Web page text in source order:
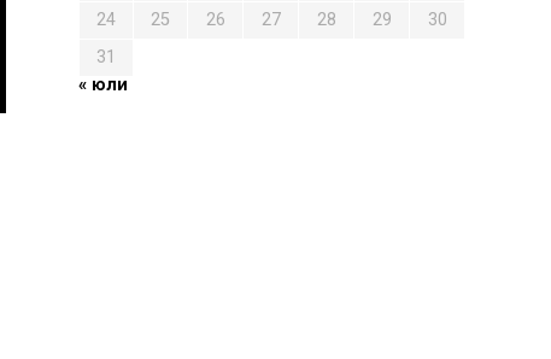
24
25 26 27 28 29
30
31
« юли